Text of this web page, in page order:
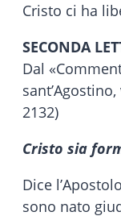
Cristo ci ha
SECONDA
Dal
2132)
Cristo sia
Dice
sono nato